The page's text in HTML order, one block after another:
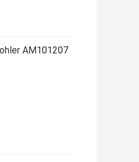
AM101207